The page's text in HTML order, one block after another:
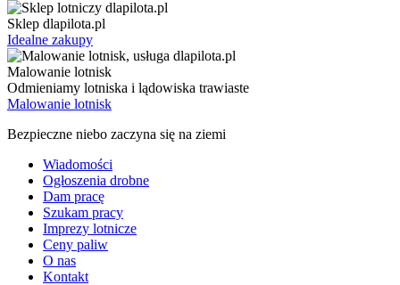
Sklep dlapilota.pl
Idealne zakupy
Malowanie lotnisk
Odmieniamy lotniska i lądowiska trawiaste
Malowanie lotnisk
Bezpieczne niebo zaczyna się na ziemi
Wiadomości
Ogłoszenia drobne
Dam pracę
Szukam pracy
Imprezy lotnicze
Ceny paliw
O nas
Kontakt